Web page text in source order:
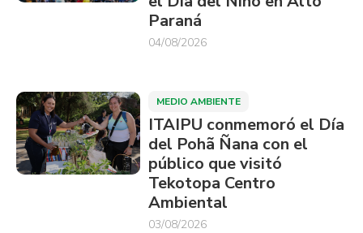
Paraná
04/08/2026
MEDIO AMBIENTE
ITAIPU conmemoró el Día
del Pohã Ñana con el
público que visitó
Tekotopa Centro
Ambiental
03/08/2026